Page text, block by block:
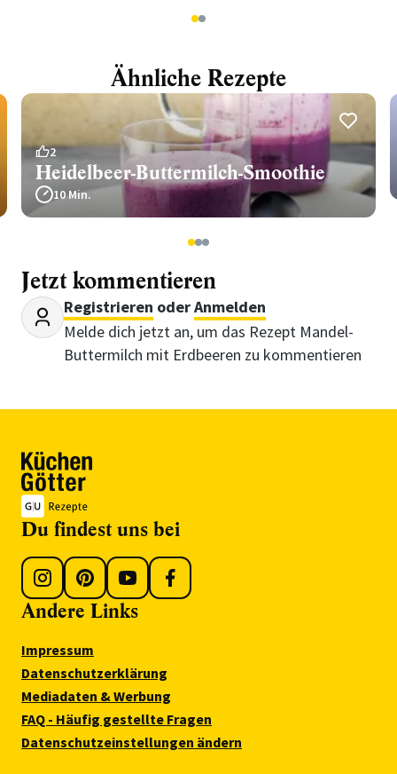
12
Ähnliche Rezepte
2
Heidelbeer-Buttermilch-Smoothie
10 Min.
123
Jetzt kommentieren
Registrieren oderAnmelden
Melde dich jetzt an, um das Rezept Mandel-
Buttermilch mit Erdbeeren zu kommentieren
Du findest uns bei
Andere Links
Impressum
Datenschutzerklärung
Mediadaten & Werbung
FAQ - Häufig gestellte Fragen
Datenschutzeinstellungen ändern